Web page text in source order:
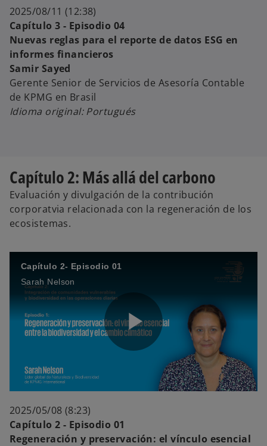
e
V
i
d
e
2025/08/11 (12:38)
Capítulo 3 - Episodio 04
Nuevas reglas para el reporte de datos ESG en
informes financieros
Samir Sayed
Gerente Senior de Servicios de Asesoría Contable
de KPMG en Brasil
Idioma original: Portugués
Capítulo 2: Más allá del carbono
Evaluación y divulgación de la contribución
corporatvia relacionada con la regeneración de los
ecosistemas.
Capítulo 2- Episodio 01
Sarah Nelson
P
2025/05/08 (8:23)
Capítulo 2 - Episodio 01
Regeneración y preservación: el vínculo esencial